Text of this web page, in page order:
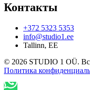
Контакты
+372 5323 5353
info@studio1.ee
Tallinn, EE
© 2026 STUDIO 1 OÜ.
Политика